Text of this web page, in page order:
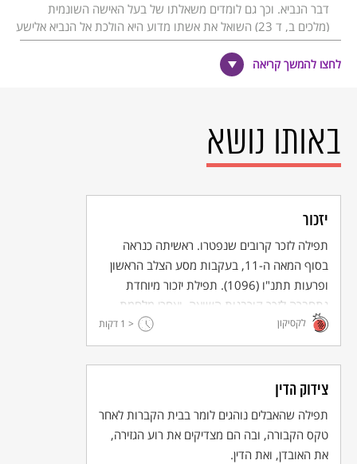
דבר הנביא. וכך גם לומדים משאלתו של בעל האישה השונמית
(מלכים ב, ד 23) השואל את אשתו מדוע היא הולכת אל הנביא אלישע
- והרי "לֹא חֹדֶשׁ וְלֹא שַׁבָּת" (ישעיהו גפני, מ"ב לרנר, מירושלים ליבנה
הביקוש הרב לדרשות בעלות אופי אגדי וחוסר העניין של הציבור
בדרשות בנושאי הלכה באים לידי ביטוי בסיפור על שני חכמי ארץ
ישראל - רבי אבהו ורבי חייא: רבי אבהו דרש באגדה, ורבי חייא דרש
למה הדבר דומה? לשני בני אדם, אחד מוכר אבנים טובות [שהן יקרות
ונועדו למתי מעט], ואחד מוכר מיני סדקית [שמחירם נמוך והם שווים
לכל נפש]. על מי קופצין - לא על זה שמוכר מיני סדקית? (תלמוד
בבלי, מסכת סוטה, דף מ' עמ' א. המקור - בארמית).
תלמוד בבלי, מסכת סנהדרין, דף לח עמ' ב. רבי מאיר היה תנא, חכם
המשנה, שחי בארץ ישראל במאה ה-2 לספירה.
האוניברסיטה הפתוחה, תשל"ח - 1978, עמ' 6 - 9.
לחצו להמשך קריאה
באותו נושא
יזכור
תפילה לזכר קרובים שנפטרו. ראשיתה כנראה
בסוף המאה ה-11, בעקבות מסע הצלב הראשון
ופרעות תתנ"ו (1096). תפילת יזכור מיוחדת
נתחברה לזכר קורבנות השואה, ואחרי מלחמת
העצמאות נוספה תפילת יזכור מיוחדת לחללי
צה"ל, הכוללת היום גם את נפגעי פעולות הטרור.
לקסיקון < 1 דקות
צידוק הדין
תפילה שהאבלים נוהגים לומר בבית הקברות לאחר
טקס הקבורה, ובה הם מצדיקים את רוע הגזירה,
את האובדן, ואת הדין.